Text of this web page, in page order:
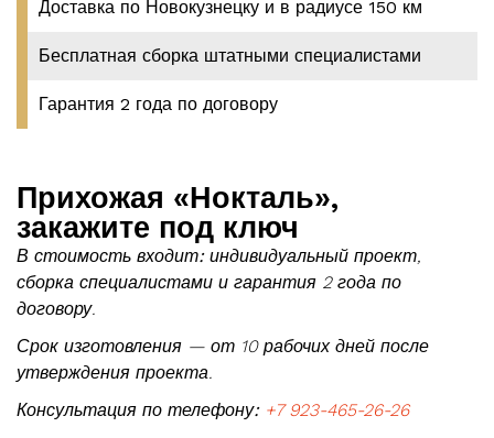
Доставка по Новокузнецку и в радиусе 150 км
Бесплатная сборка штатными специалистами
Гарантия 2 года по договору
Прихожая «Нокталь»,
закажите под ключ
В стоимость входит:индивидуальный проект,
сборка специалистами и гарантия 2 года по
договору.
Срок изготовления — от 10 рабочих дней после
утверждения проекта.
Консультация по телефону: +7 923-465-26-26